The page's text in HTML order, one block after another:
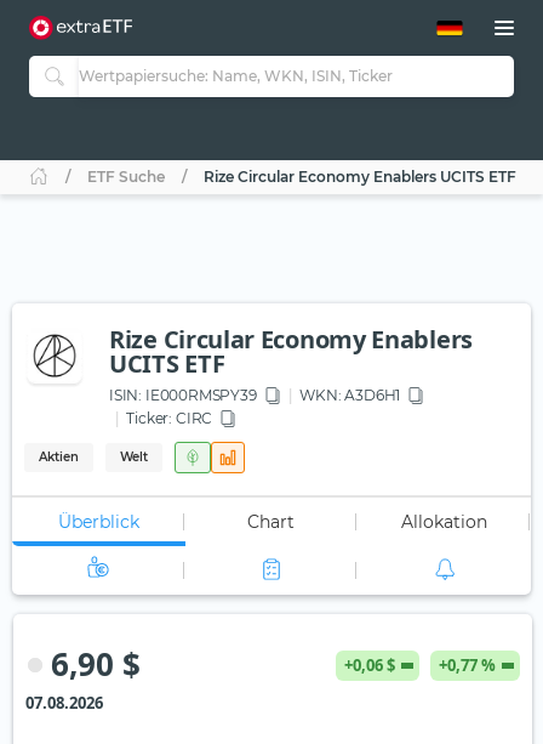
ETF-Guide 2.0
Guide Aktive ETFs
ETF-Sparpläne
ETF Suche Rize Circular Economy Enablers UCITS ETF
Rize Circular Economy Enablers
UCITS ETF
ISIN: IE000RMSPY39 WKN: A3D6H1
Ticker: CIRC
Aktien Welt
Überblick Chart Allokation
6,90 $ +0,06 $
+0,77 %
07.08.2026